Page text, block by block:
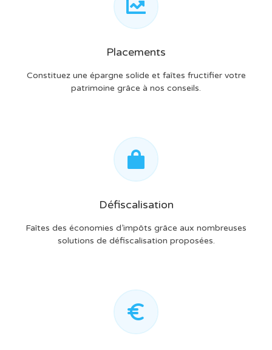
Placements
Constituez une épargne solide et faîtes fructifier votre
patrimoine grâce à nos conseils.
Défiscalisation
Faîtes des économies d’impôts grâce aux nombreuses
solutions de défiscalisation proposées.